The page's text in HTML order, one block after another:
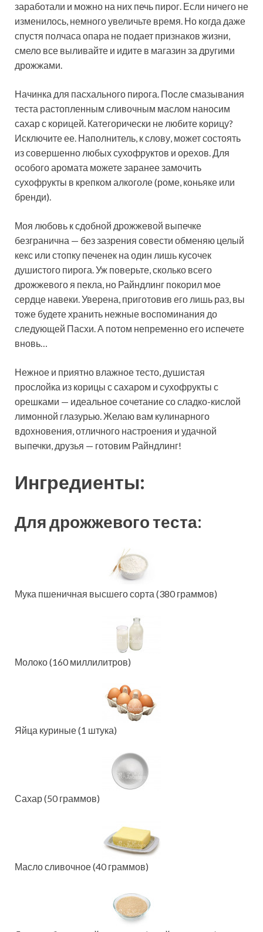
заработали и можно на них печь пирог. Если ничего не
изменилось, немного увеличьте время. Но когда даже
спустя полчаса опара не подает признаков жизни,
смело все выливайте и идите в магазин за другими
дрожжами.
Начинка для пасхального пирога. После смазывания
теста растопленным сливочным маслом наносим
сахар с корицей. Категорически не любите корицу?
Исключите ее. Наполнитель, к слову, может состоять
из совершенно любых сухофруктов и орехов. Для
особого аромата можете заранее замочить
сухофрукты в крепком алкоголе (роме, коньяке или
бренди).
Моя любовь к сдобной дрожжевой выпечке
безгранична — без зазрения совести обменяю целый
кекс или стопку печенек на один лишь кусочек
душистого пирога. Уж поверьте, сколько всего
дрожжевого я пекла, но Райндлинг покорил мое
сердце навеки. Уверена, приготовив его лишь раз, вы
тоже будете хранить нежные воспоминания до
следующей Пасхи. А потом непременно его испечете
вновь…
Нежное и приятно влажное тесто, душистая
прослойка из корицы с сахаром и сухофрукты с
орешками — идеальное сочетание со сладко-кислой
лимонной глазурью. Желаю вам кулинарного
вдохновения, отличного настроения и удачной
выпечки, друзья — готовим Райндлинг!
Ингредиенты:
Для дрожжевого теста:
Мука пшеничная высшего сорта (380 граммов)
Молоко (160 миллилитров)
Яйца куриные (1 штука)
Сахар (50 граммов)
Масло сливочное (40 граммов)